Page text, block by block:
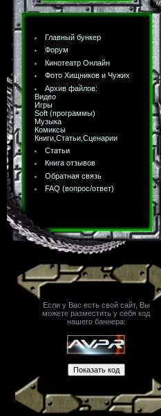
Главный бункер
Форум
Кинотеатр Онлайн
Фото Хищников и Чужих
Архив файлов:
Видео
Игры
Soft (программы)
Музыка
Комиксы
Книги,Статьи,Сценарии
Статьи
Книга отзывов
Обратная связь
FAQ (вопрос/ответ)
Если у Вас есть свой сайт, Вы
можете разместить у себя код
нашего баннера: